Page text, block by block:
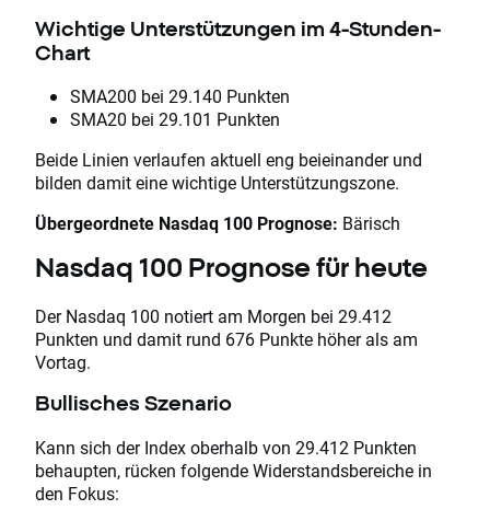
Wichtige Unterstützungen im 4-Stunden-
Chart
SMA200 bei 29.140 Punkten
SMA20 bei 29.101 Punkten
Beide Linien verlaufen aktuell eng beieinander und
bilden damit eine wichtige Unterstützungszone.
Übergeordnete Nasdaq 100 Prognose: Bärisch
Nasdaq 100 Prognose für heute
Der Nasdaq 100 notiert am Morgen bei 29.412
Punkten und damit rund 676 Punkte höher als am
Vortag.
Bullisches Szenario
Kann sich der Index oberhalb von 29.412 Punkten
behaupten, rücken folgende Widerstandsbereiche in
den Fokus: